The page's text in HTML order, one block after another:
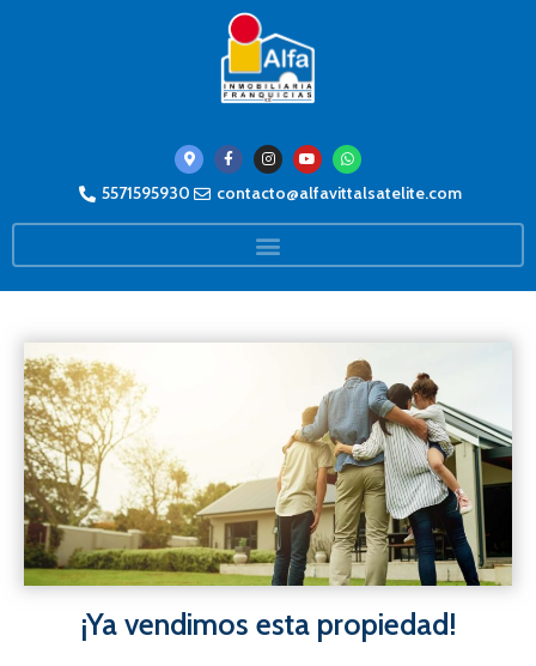
5571595930 contacto@alfavittalsatelite.com
¡Ya vendimos esta propiedad!